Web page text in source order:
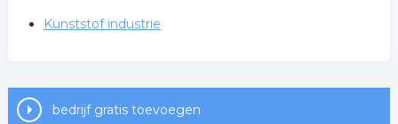
Kunststof industrie
bedrijf gratis toevoegen